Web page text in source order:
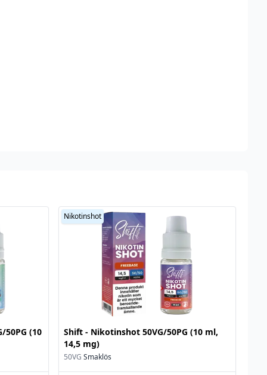
50PG (10
Shift - Nikotinshot 50VG/50PG (10 ml,
14,5 mg)
50VG Smaklös
Nikotinshot